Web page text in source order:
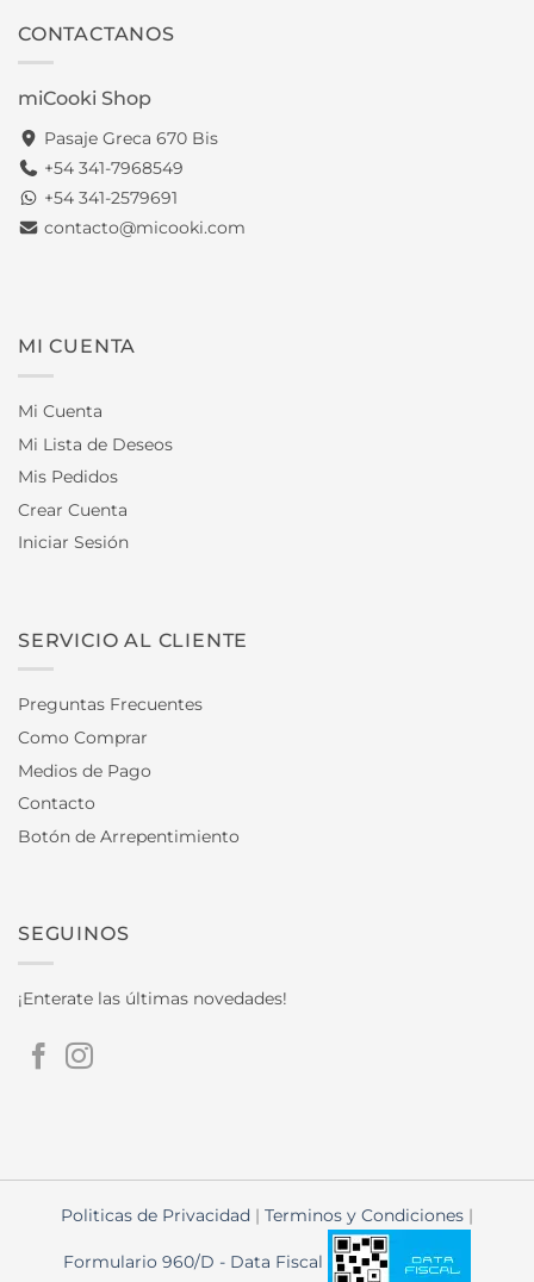
CONTACTANOS
miCooki Shop
Pasaje Greca 670 Bis
+54 341-7968549
+54 341-2579691
contacto@micooki.com
MI CUENTA
Mi Cuenta
Mi Lista de Deseos
Mis Pedidos
Crear Cuenta
Iniciar Sesión
SERVICIO AL CLIENTE
Preguntas Frecuentes
Como Comprar
Medios de Pago
Contacto
Botón de Arrepentimiento
SEGUINOS
¡Enterate las últimas novedades!
Politicas de Privacidad | Terminos y Condiciones |
Formulario 960/D - Data Fiscal